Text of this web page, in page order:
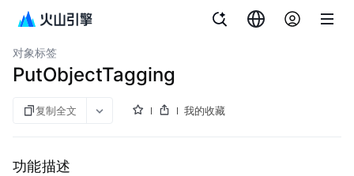
对象存储
对象标签
PutObjectTagging
复制全文 我的收藏
功能描述